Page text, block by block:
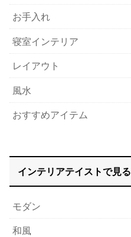
お手入れ
寝室インテリア
レイアウト
風水
おすすめアイテム
インテリアテイストで見る
モダン
和風